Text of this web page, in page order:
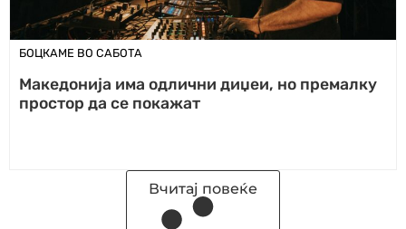
БОЦКАМЕ ВО САБОТА
Македонија има одлични диџеи, но премалку
простор да се покажат
Вчитај повеќе